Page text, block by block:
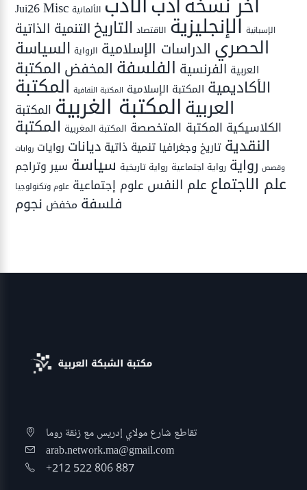
Jui26Misc الألمانية
الإسبانية الإنجليزية الاقتصاد التاريخ التنمية الذاتية
الحصري الدراسات الإسلامية الرواية السياسة
العربية الفرنسية الفلسفة المخفض المكتبة
الأكاديمية المكتبة الإسلامية المكتبة الثقافية المكتبة
العربيةالمكتبة الغربية المكتبة
الكلاسيكية المكتبة المتخصصة المكتبة المغربية المكتبة
النقدية تاريخ وجغرافيا تنمية ذاتية ديانات روايات روايات
وقصص رواية رواية اجتماعية رواية تاريخية سياسة سير وتراجم
علم الاجتماع علم النفس علوم إجتماعية علوم وتكنولوجيا
فلسفة مخفض نجوم
تقاطع شارع مولاي إدريس مع زنقة روما
arab.network.ma@gmail.com
+212 522 806 887